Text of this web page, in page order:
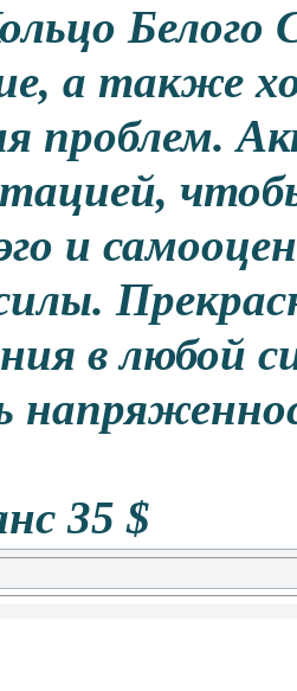
а также
проблем.
и
в любой
35 $